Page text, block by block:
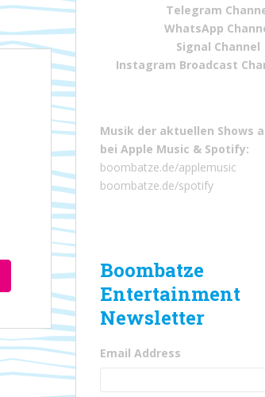
Telegram
WhatsApp
Signal Channel
Instagram Broadcast
Musik der aktuellen Shows
bei Apple Music & Spotify:
boombatze.de/applemusic
boombatze.de/spotify
Boombatze
Entertainment
Newsletter
Email Address